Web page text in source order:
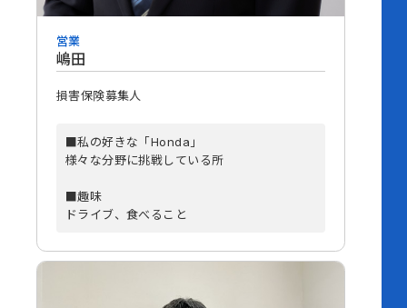
営業
嶋田
損害保険募集人
■私の好きな「Honda」
様々な分野に挑戦している所
■趣味
ドライブ、食べること